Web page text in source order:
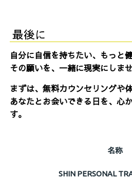
最後に
自分に自信を持ちたい、もっと
その願いを、一緒に現実にしま
まずは、無料カウンセリングや体
あなたとお会いできる日を、心
す。
名称
SHIN PERSONAL